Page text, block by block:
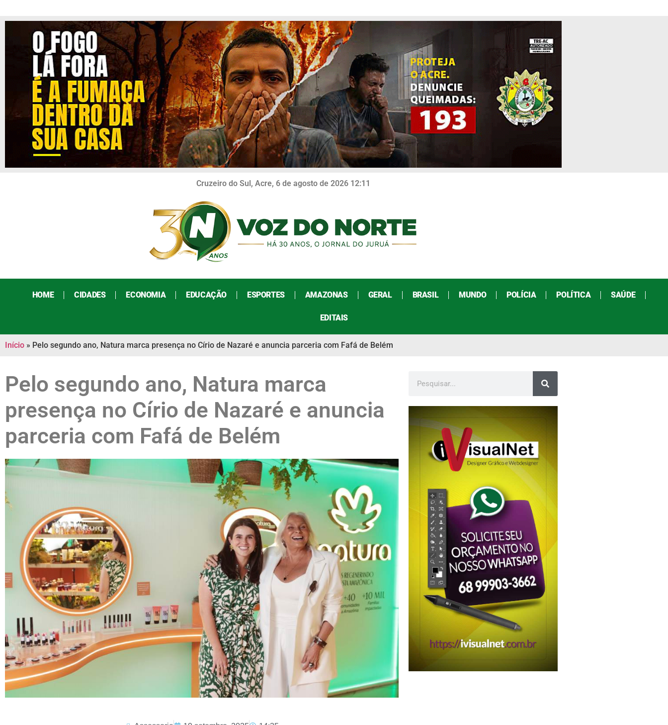
Cruzeiro do Sul, Acre, 6 de agosto de 2026 12:11
HOME CIDADES ECONOMIA EDUCAÇÃO ESPORTES AMAZONAS GERAL BRASIL MUNDO POLÍCIA POLÍTICA SAÚDE
EDITAIS
Início » Pelo segundo ano, Natura marca presença no Círio de Nazaré e anuncia parceria com Fafá de Belém
Pelo segundo ano, Natura marca
presença no Círio de Nazaré e anuncia
parceria com Fafá de Belém